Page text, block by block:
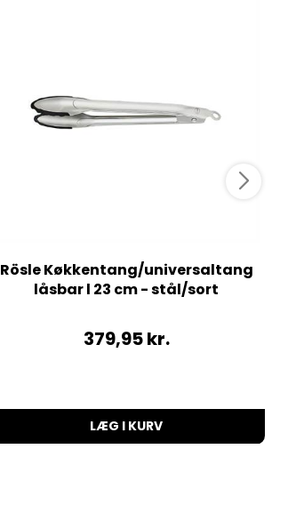
Rösle Køkkentang/universaltang
låsbar l 23 cm - stål/sort
379,95kr.
LÆG I KURV